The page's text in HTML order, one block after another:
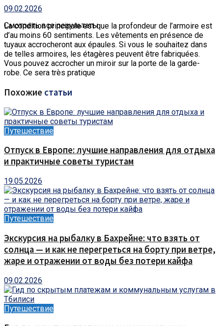
Смотреть все результаты
09.02.2026
La condition principale est que la profondeur de l’armoire est
d’au moins 60 sentiments. Les vêtements en présence de
tuyaux accrocheront aux épaules. Si vous le souhaitez dans
de telles armoires, les étagères peuvent être fabriquées.
Vous pouvez accrocher un miroir sur la porte de la garde-
robe. Ce sera très pratique
Похожие статьи
Путешествие
Отпуск в Европе: лучшие направления для отдыха
и практичные советы туристам
19.05.2026
Путешествие
Экскурсия на рыбалку в Бахрейне: что взять от
солнца — и как не перегреться на борту при ветре,
жаре и отражении от воды без потери кайфа
09.02.2026
Путешествие